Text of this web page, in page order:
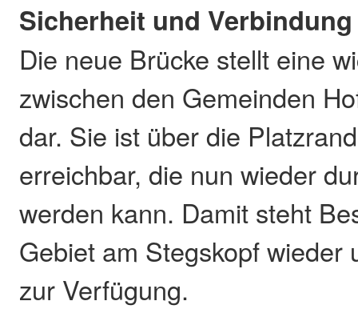
Sicherheit und
Die neue Brücke stellt eine
zwischen den Gemeinden
dar. Sie ist über die
erreichbar, die nun wieder
werden kann. Damit steht
Gebiet am Stegskopf wieder
zur Verfügung.